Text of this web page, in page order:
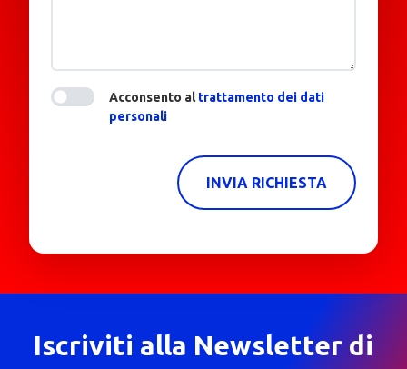
Acconsento altrattamento dei dati
personali
INVIA RICHIESTA
Iscriviti alla Newsletter di